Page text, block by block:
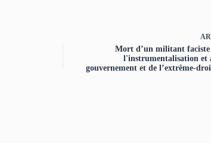
Mort d’un militant faciste
l'instrumentalisation et
gouvernement et de l’extrême-